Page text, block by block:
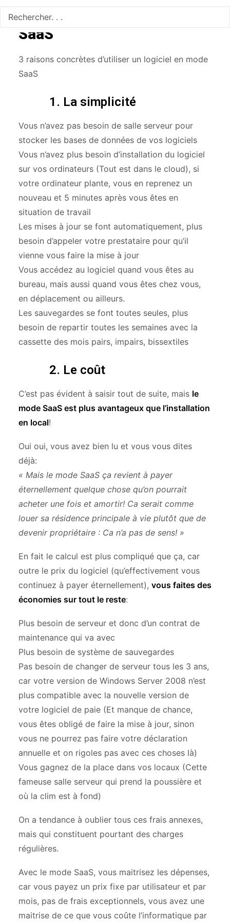
Les avantages du mode
SaaS
3 raisons concrètes d’utiliser un logiciel en mode
SaaS
1. La simplicité
Vous n’avez pas besoin de salle serveur pour
stocker les bases de données de vos logiciels
Vous n’avez plus besoin d’installation du logiciel
sur vos ordinateurs (Tout est dans le cloud), si
votre ordinateur plante, vous en reprenez un
nouveau et 5 minutes après vous êtes en
situation de travail
Les mises à jour se font automatiquement, plus
besoin d’appeler votre prestataire pour qu’il
vienne vous faire la mise à jour
Vous accédez au logiciel quand vous êtes au
bureau, mais aussi quand vous êtes chez vous,
en déplacement ou ailleurs.
Les sauvegardes se font toutes seules, plus
besoin de repartir toutes les semaines avec la
cassette des mois pairs, impairs, bissextiles
2. Le coût
C’est pas évident à saisir tout de suite, mais le
mode SaaS est plus avantageux que l’installation
en local!
Oui oui, vous avez bien lu et vous vous dites
déjà:
« Mais le mode SaaS ça revient à payer
éternellement quelque chose qu’on pourrait
acheter une fois et amortir! Ca serait comme
louer sa résidence principale à vie plutôt que de
devenir propriétaire : Ca n’a pas de sens! »
En fait le calcul est plus compliqué que ça, car
outre le prix du logiciel (qu’effectivement vous
continuez à payer éternellement), vous faites des
économies sur tout le reste:
Plus besoin de serveur et donc d’un contrat de
maintenance qui va avec
Plus besoin de système de sauvegardes
Pas besoin de changer de serveur tous les 3 ans,
car votre version de Windows Server 2008 n’est
plus compatible avec la nouvelle version de
votre logiciel de paie (Et manque de chance,
vous êtes obligé de faire la mise à jour, sinon
vous ne pourrez pas faire votre déclaration
annuelle et on rigoles pas avec ces choses là)
Vous gagnez de la place dans vos locaux (Cette
fameuse salle serveur qui prend la poussière et
où la clim est à fond)
On a tendance à oublier tous ces frais annexes,
mais qui constituent pourtant des charges
régulières.
Avec le mode SaaS, vous maitrisez les dépenses,
car vous payez un prix fixe par utilisateur et par
mois, pas de frais exceptionnels, vous avez une
maitrise de ce que vous coûte l’informatique par